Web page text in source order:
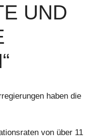
UND
haben die
von über 11